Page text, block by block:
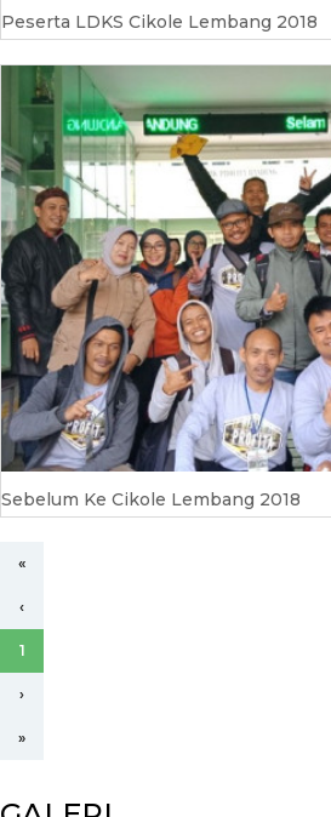
Peserta LDKS Cikole Lembang 2018
Sebelum Ke Cikole Lembang 2018
«
‹
1
›
»